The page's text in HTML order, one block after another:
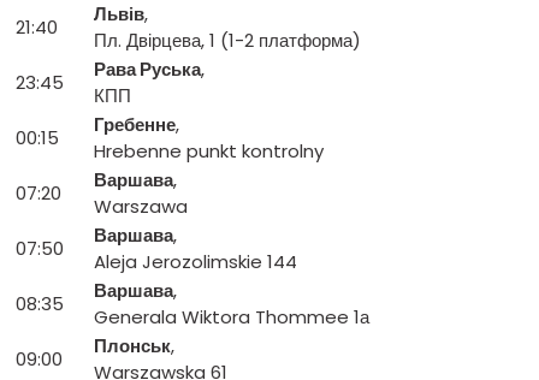
21:40
Львів,
Пл. Двірцева, 1 (1-2 платформа)
23:45
Рава Руська,
КПП
00:15
Гребенне,
Hrebenne punkt kontrolny
07:20
Варшава,
Warszawa
07:50
Варшава,
Aleja Jerozolimskie 144
08:35
Варшава,
Generala Wiktora Thommee 1а
09:00
Плонськ,
Warszawska 61